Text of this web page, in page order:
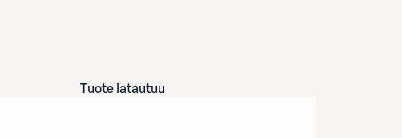
Tuote latautuu